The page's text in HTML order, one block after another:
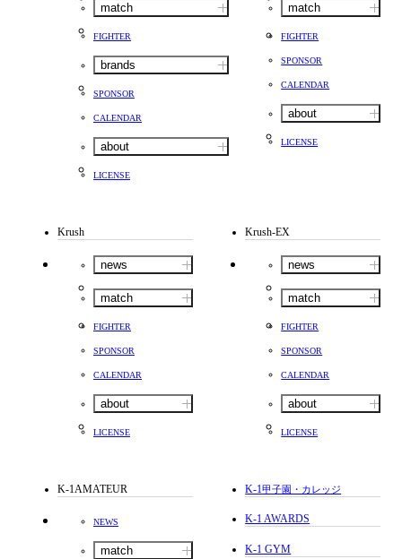
match
FIGHTER
brands
SPONSOR
CALENDAR
about
LICENSE
match
FIGHTER
SPONSOR
CALENDAR
about
LICENSE
Krush
news
match
FIGHTER
SPONSOR
CALENDAR
about
LICENSE
Krush-EX
news
match
FIGHTER
SPONSOR
CALENDAR
about
LICENSE
K-1AMATEUR
NEWS
match
K-1甲子園・カレッジ
K-1 AWARDS
K-1 GYM